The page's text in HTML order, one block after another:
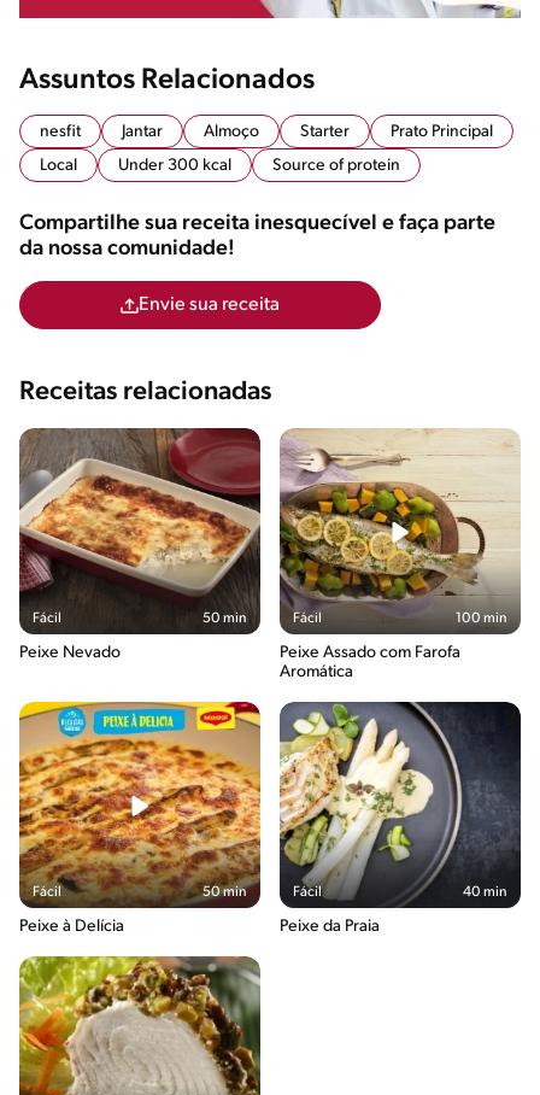
Assuntos Relacionados
nesfit Jantar Almoço Starter
Prato Principal
Local
Under 300 kcal Source of protein
Compartilhe sua receita inesquecível e faça parte
da nossa comunidade!
Envie sua receita
Receitas relacionadas
Fácil 50 min
Peixe Nevado
Fácil 100 min
Peixe Assado com Farofa
Aromática
Fácil 50 min
Peixe à Delícia
Fácil 40 min
Peixe da Praia